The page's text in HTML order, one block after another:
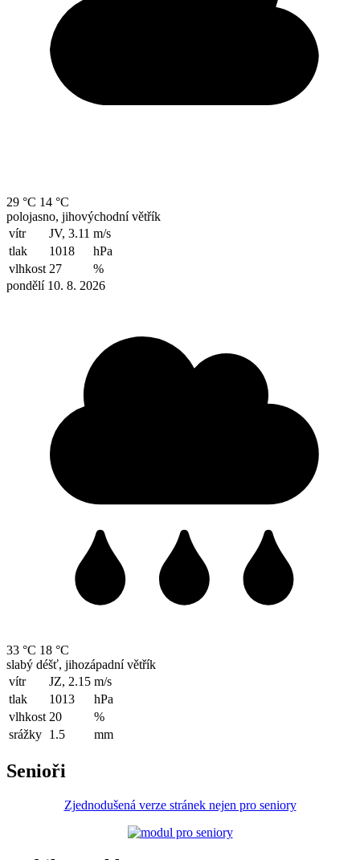
29 °C 14 °C
polojasno, jihovýchodní větřík
vítr
JV, 3.11 m/s
tlak
1018
hPa
vlhkost 27
%
pondělí 10. 8. 2026
33 °C 18 °C
slabý déšť, jihozápadní větřík
vítr
JZ, 2.15 m/s
tlak
1013
hPa
vlhkost 20
%
srážky 1.5 mm
Senioři
Zjednodušená verze stránek nejen pro seniory